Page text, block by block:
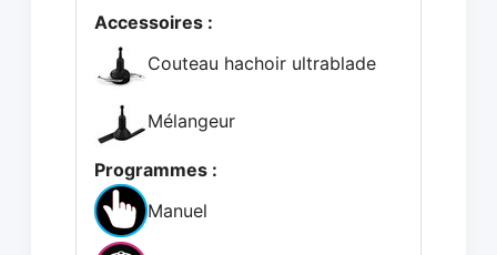
Accessoires :
Couteau hachoir ultrablade
Mélangeur
Programmes :
Manuel